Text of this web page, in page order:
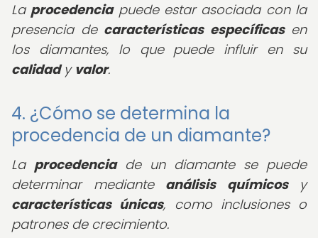
La procedenciapuede estar asociada con la
presencia de características específicasen
los diamantes, lo que puede influir en su
calidady valor.
4. ¿Cómo se determina la
procedencia de un diamante?
La procedenciade un diamante se puede
determinar mediante análisis químicosy
características únicas, como inclusiones o
patrones de crecimiento.